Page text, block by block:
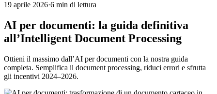
19 aprile 2026·6 min di lettura
AI per documenti: la guida definitiva
all’Intelligent Document Processing
Ottieni il massimo dall’AI per documenti con la nostra guida
completa. Semplifica il document processing, riduci errori e sfrutta
gli incentivi 2024–2026.